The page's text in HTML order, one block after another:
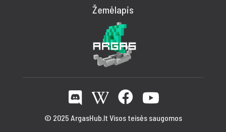
Žemėlapis
© 2025 ArgasHub.lt Visos teisės saugomos